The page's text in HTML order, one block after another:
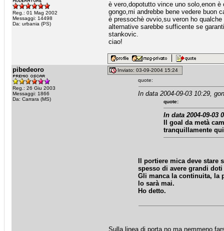
Reg.: 01 Mag 2002
Messaggi: 14498
Da: urbania (PS)
è vero,dopotutto vince uno solo,enon
gongo,mi andrebbe bene vedere buon
è pressochè ovvio,su veron ho
alternative sarebbe sufficente se
stankovic.
ciao!
pibedeoro
Reg.: 26 Giu 2003
Messaggi: 1866
Da: Carrara (MS)
Inviato: 03-09-2004 15:24
quote:
In data 2004-09-03 10:29,
quote:
In data 2004-09-03
Il goal da metà
tranquillamente
Il portiere mica deve
spesso di avere grandi
Gli manca la continuita, la
lo sarà mai.
Ho detto.
Sulla linea di porta no ma nemmeno